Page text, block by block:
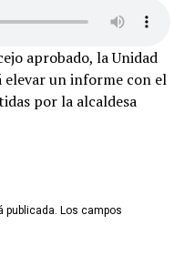
aprobado, la Unidad
un informe con el
por la alcaldesa
publicada. Los campos